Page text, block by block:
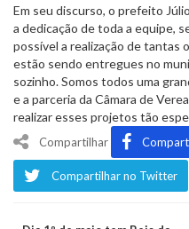
Em seu discurso, o prefeito
a dedicação de toda a equipe,
possível a realização de
estão sendo entregues no
sozinho. Somos todos uma
e a parceria da Câmara de
realizar esses projetos tão
Compartilhar
Compartilhar no Twitter